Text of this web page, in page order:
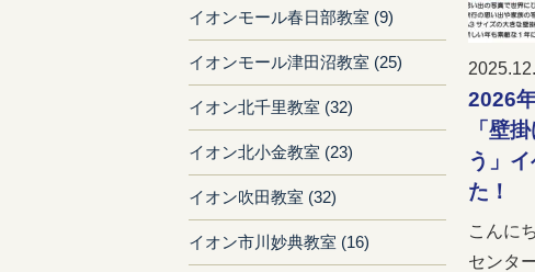
2026
「壁
う」
た！
こんに
センタ
イオンモール春日部教室 (9)
イオンモール津田沼教室 (25)
イオン北千里教室 (32)
イオン北小金教室 (23)
イオン吹田教室 (32)
イオン市川妙典教室 (16)